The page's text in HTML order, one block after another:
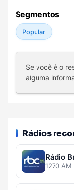
Segmentos
Popular
Se você é o
alguma
Rádios
Rádio
1270 AM